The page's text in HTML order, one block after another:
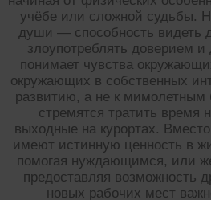
учёбе или сложной судьбы.
души — способность видеть
злоупотреблять доверием и
понимает чувства
окружающих в собственных
развитию, а не к
стремятся тратить время
выходные на курортах.
имеют истинную ценность в
помогая нуждающимся, или
предоставляя возможность
новых рабочих мест